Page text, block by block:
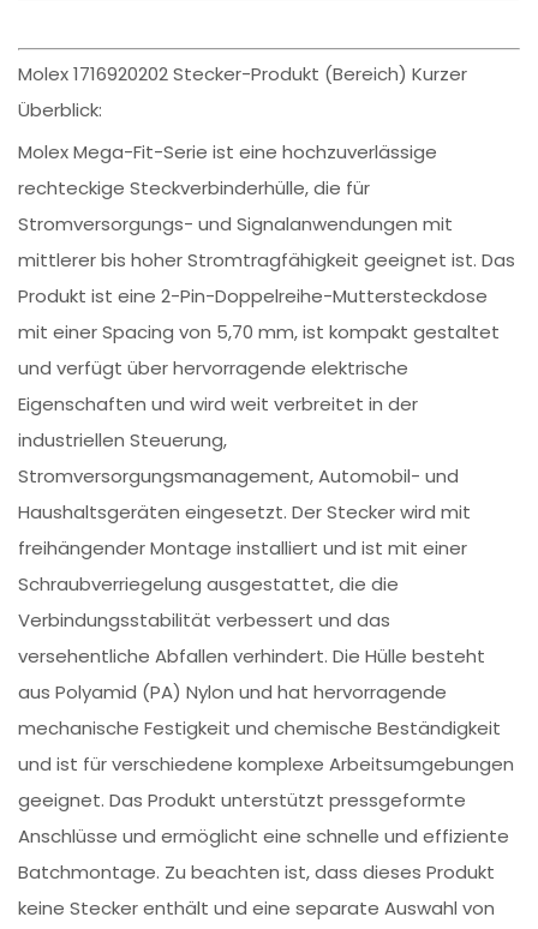
Molex 1716920202 Stecker-Produkt (Bereich) Kurzer
Überblick:
Molex Mega-Fit-Serie ist eine hochzuverlässige
rechteckige Steckverbinderhülle, die für
Stromversorgungs- und Signalanwendungen mit
mittlerer bis hoher Stromtragfähigkeit geeignet ist. Das
Produkt ist eine 2-Pin-Doppelreihe-Muttersteckdose
mit einer Spacing von 5,70 mm, ist kompakt gestaltet
und verfügt über hervorragende elektrische
Eigenschaften und wird weit verbreitet in der
industriellen Steuerung,
Stromversorgungsmanagement, Automobil- und
Haushaltsgeräten eingesetzt. Der Stecker wird mit
freihängender Montage installiert und ist mit einer
Schraubverriegelung ausgestattet, die die
Verbindungsstabilität verbessert und das
versehentliche Abfallen verhindert. Die Hülle besteht
aus Polyamid (PA) Nylon und hat hervorragende
mechanische Festigkeit und chemische Beständigkeit
und ist für verschiedene komplexe Arbeitsumgebungen
geeignet. Das Produkt unterstützt pressgeformte
Anschlüsse und ermöglicht eine schnelle und effiziente
Batchmontage. Zu beachten ist, dass dieses Produkt
keine Stecker enthält und eine separate Auswahl von